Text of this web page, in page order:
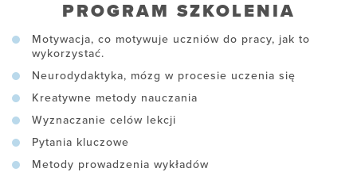
PROGRAM SZKOLENIA
Motywacja, co motywuje uczniów do pracy, jak to
wykorzystać.
Neurodydaktyka, mózg w procesie uczenia się
Kreatywne metody nauczania
Wyznaczanie celów lekcji
Pytania kluczowe
Metody prowadzenia wykładów